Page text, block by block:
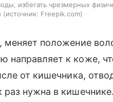
избегать чрезмерных
источник: Freepik.com
меняет положение
направляет к коже,
от кишечника,
раз нужна в